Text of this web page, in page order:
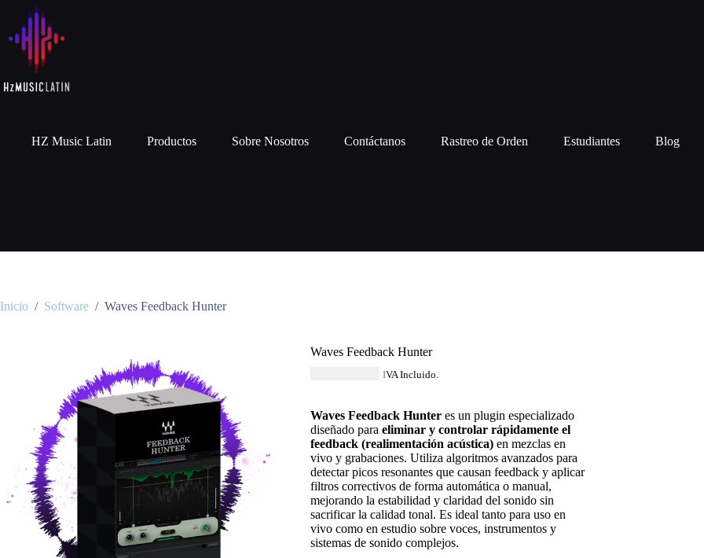
HZ Music Latin Productos Sobre Nosotros Contáctanos Rastreo de Orden Estudiantes Blog
Inicio / Software / Waves Feedback Hunter
Waves Feedback Hunter
IVA Incluido.
Waves Feedback Hunter es un plugin especializado
diseñado para eliminar y controlar rápidamente el
feedback (realimentación acústica) en mezclas en
vivo y grabaciones. Utiliza algoritmos avanzados para
detectar picos resonantes que causan feedback y aplicar
filtros correctivos de forma automática o manual,
mejorando la estabilidad y claridad del sonido sin
sacrificar la calidad tonal. Es ideal tanto para uso en
vivo como en estudio sobre voces, instrumentos y
sistemas de sonido complejos.